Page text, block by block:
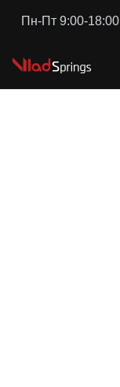
Пн-Пт 9:00-18:00